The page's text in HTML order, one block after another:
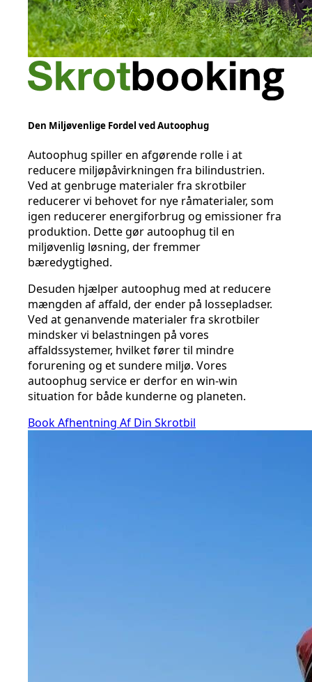
Den Miljøvenlige Fordel ved Autoophug
Autoophug spiller en afgørende rolle i at
reducere miljøpåvirkningen fra bilindustrien.
Ved at genbruge materialer fra skrotbiler
reducerer vi behovet for nye råmaterialer, som
igen reducerer energiforbrug og emissioner fra
produktion. Dette gør autoophug til en
miljøvenlig løsning, der fremmer
bæredygtighed.
Desuden hjælper autoophug med at reducere
mængden af affald, der ender på lossepladser.
Ved at genanvende materialer fra skrotbiler
mindsker vi belastningen på vores
affaldssystemer, hvilket fører til mindre
forurening og et sundere miljø. Vores
autoophug service er derfor en win-win
situation for både kunderne og planeten.
Book Afhentning Af Din Skrotbil